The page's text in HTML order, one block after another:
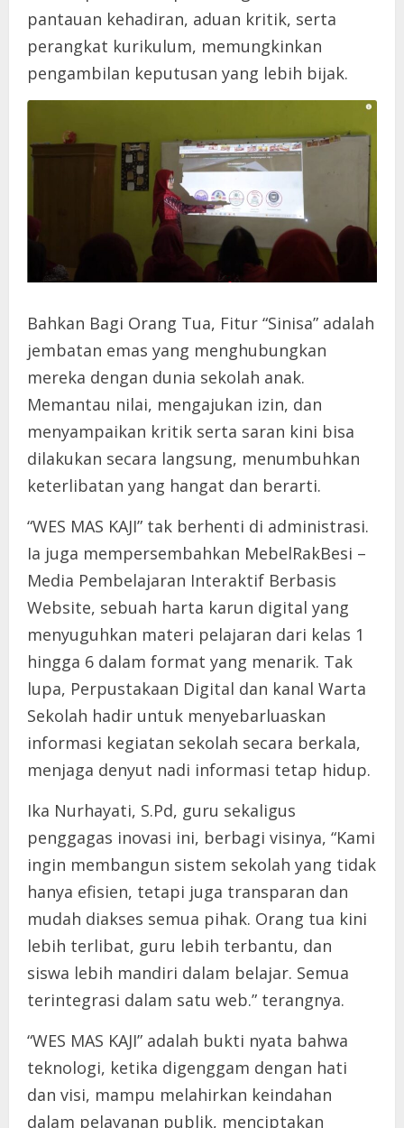
pantauan kehadiran, aduan kritik, serta
perangkat kurikulum, memungkinkan
pengambilan keputusan yang lebih bijak.
Bahkan Bagi Orang Tua, Fitur “Sinisa” adalah
jembatan emas yang menghubungkan
mereka dengan dunia sekolah anak.
Memantau nilai, mengajukan izin, dan
menyampaikan kritik serta saran kini bisa
dilakukan secara langsung, menumbuhkan
keterlibatan yang hangat dan berarti.
“WES MAS KAJI” tak berhenti di administrasi.
Ia juga mempersembahkan MebelRakBesi –
Media Pembelajaran Interaktif Berbasis
Website, sebuah harta karun digital yang
menyuguhkan materi pelajaran dari kelas 1
hingga 6 dalam format yang menarik. Tak
lupa, Perpustakaan Digital dan kanal Warta
Sekolah hadir untuk menyebarluaskan
informasi kegiatan sekolah secara berkala,
menjaga denyut nadi informasi tetap hidup.
Ika Nurhayati, S.Pd, guru sekaligus
penggagas inovasi ini, berbagi visinya, “Kami
ingin membangun sistem sekolah yang tidak
hanya efisien, tetapi juga transparan dan
mudah diakses semua pihak. Orang tua kini
lebih terlibat, guru lebih terbantu, dan
siswa lebih mandiri dalam belajar. Semua
terintegrasi dalam satu web.” terangnya.
“WES MAS KAJI” adalah bukti nyata bahwa
teknologi, ketika digenggam dengan hati
dan visi, mampu melahirkan keindahan
dalam pelayanan publik, menciptakan